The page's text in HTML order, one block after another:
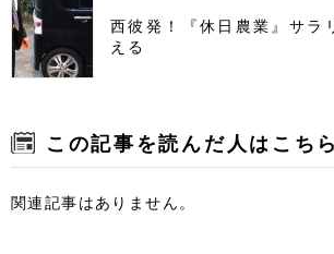
西彼発！『休日農業』サラ
える
この記事を読んだ人はこち
関連記事はありません。